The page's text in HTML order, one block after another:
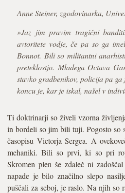
Anne Steiner, zgodovinarka,
»Jaz jim pravim tragični
avtoritete vodje, če pa so ga
Bonnot. Bili so militantni
preteklostjo. Mladega Octava
stavko gradbenikov, policija pa
koncu je, kar je iskal, našel v
Ti doktrinarji so živeli vzorna
in bordeli so jim bili tuji. Pogosto so
časopisu Victorja Sergea. A
mehaniki. Bili so prvi, ki so pri
Skromen plen še zdaleč ni
napade je bilo značilno slepo
puščali za seboj, je raslo. Na njih so